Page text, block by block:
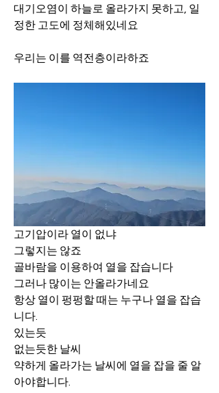
대기오염이 하늘로 올라가지 못하고, 일
정한 고도에 정체해있네요
우리는 이를 역전층이라하죠
고기압이라 열이 없냐
그렇지는 않죠
골바람을 이용하여 열을 잡습니다
그러나 많이는 안올라가네요
항상 열이 펑펑할 때는 누구나 열을 잡습
니다.
있는듯
없는듯한 날씨
약하게 올라가는 날씨에 열을 잡을 줄 알
아야합니다.